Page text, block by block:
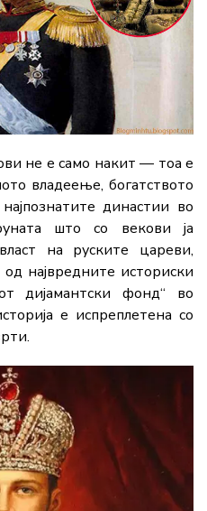
не е само накит — тоа е
владеење, богатството
династии во
што со векови ја
на руските цареви,
највредните историски
дијамантски фонд“ во
е испреплетена со